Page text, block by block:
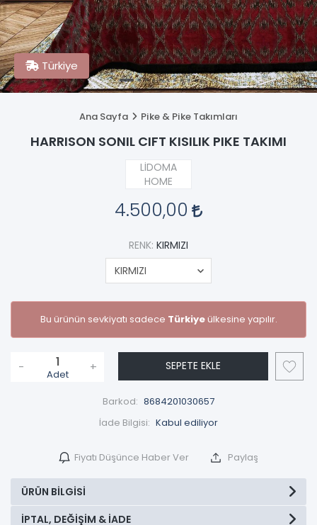
Türkiye
Ana Sayfa Pike & Pike Takımları
HARRISON SONIL CIFT KISILIK PIKE TAKIMI
LİDOMA
HOME
4.500,00
RENK: KIRMIZI
Bu ürünün sevkiyatı sadece Türkiyeülkesine yapılır.
-
Adet
+ SEPETE EKLE
Barkod: 8684201030657
İade Bilgisi:
Fiyatı Düşünce Haber Ver Paylaş
ÜRÜN BILGISI
İPTAL, DEĞIŞIM & İADE